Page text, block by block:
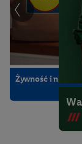
Żywność i napoje